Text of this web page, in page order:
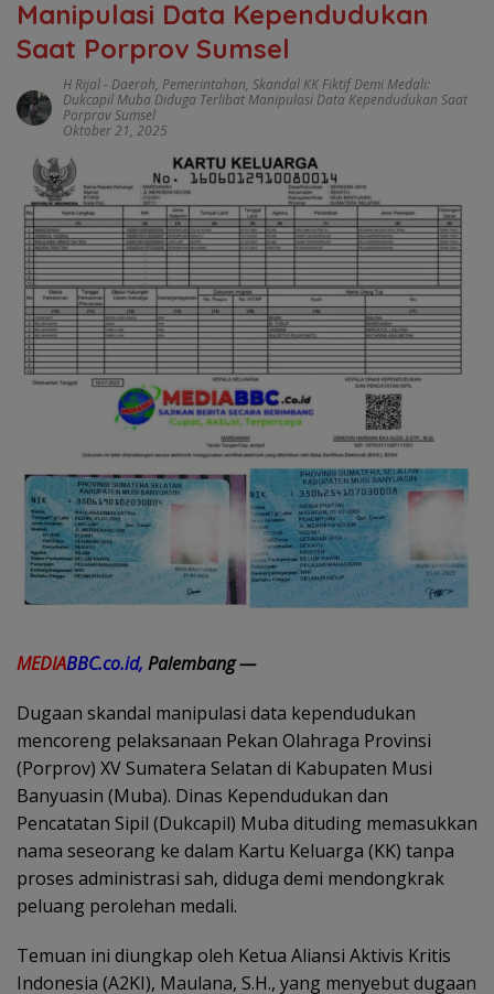
Manipulasi Data Kependudukan
Saat Porprov Sumsel
H Rijal- Daerah, Pemerintahan, Skandal KK Fiktif Demi Medali:
Dukcapil Muba Diduga Terlibat Manipulasi Data Kependudukan Saat
Porprov Sumsel
Oktober 21, 2025
MEDIABBC.co.id, Palembang —
Dugaan skandal manipulasi data kependudukan
mencoreng pelaksanaan Pekan Olahraga Provinsi
(Porprov) XV Sumatera Selatan di Kabupaten Musi
Banyuasin (Muba). Dinas Kependudukan dan
Pencatatan Sipil (Dukcapil) Muba dituding memasukkan
nama seseorang ke dalam Kartu Keluarga (KK) tanpa
proses administrasi sah, diduga demi mendongkrak
peluang perolehan medali.
Temuan ini diungkap oleh Ketua Aliansi Aktivis Kritis
Indonesia (A2KI), Maulana, S.H., yang menyebut dugaan